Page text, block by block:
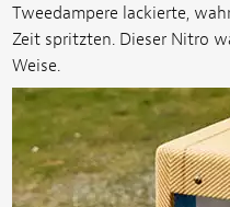
Tweedampere lackierte,
Zeit spritzten. Dieser Nitro
Weise.